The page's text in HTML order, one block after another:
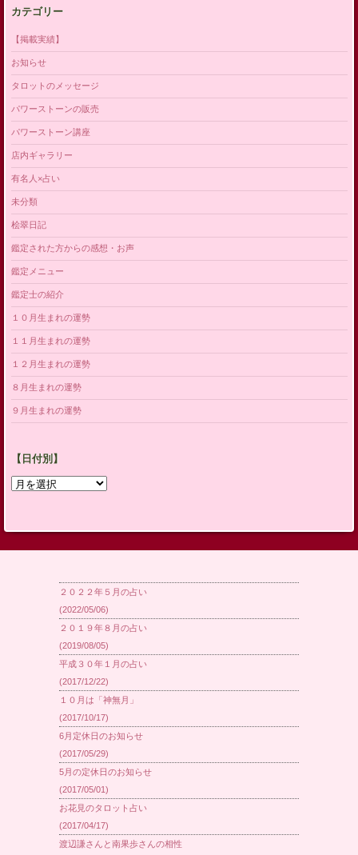
カテゴリー
【掲載実績】
お知らせ
タロットのメッセージ
パワーストーンの販売
パワーストーン講座
店内ギャラリー
有名人×占い
未分類
桧翠日記
鑑定された方からの感想・お声
鑑定メニュー
鑑定士の紹介
１０月生まれの運勢
１１月生まれの運勢
１２月生まれの運勢
８月生まれの運勢
９月生まれの運勢
【日付別】
【日
２０２２年５月の占い
(2022/05/06)
２０１９年８月の占い
(2019/08/05)
平成３０年１月の占い
(2017/12/22)
１０月は「神無月」
(2017/10/17)
6月定休日のお知らせ
(2017/05/29)
5月の定休日のお知らせ
(2017/05/01)
お花見のタロット占い
(2017/04/17)
渡辺謙さんと南果歩さんの相性